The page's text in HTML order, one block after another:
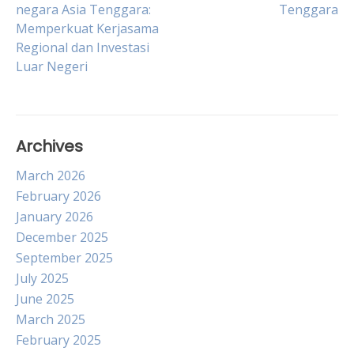
navigation
negara Asia Tenggara:
Memperkuat Kerjasama
Regional dan Investasi
Luar Negeri
Tenggara
Archives
March 2026
February 2026
January 2026
December 2025
September 2025
July 2025
June 2025
March 2025
February 2025